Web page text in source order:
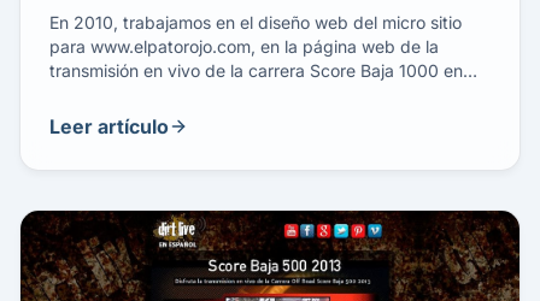
En 2010, trabajamos en el diseño web del micro sitio
para www.elpatorojo.com, en la página web de la
transmisión en vivo de la carrera Score Baja 1000 en
lista de videos en la misma ventana de visualización.
[…]
Leer artículo